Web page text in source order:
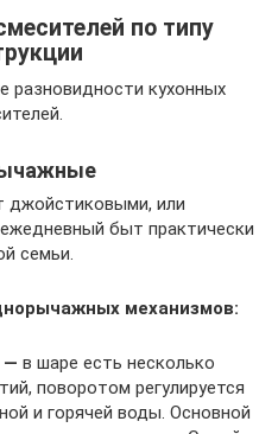
по типу
кухонных
джойстиковыми, или
быт практически
семьи.
механизмов:
— в шаре есть несколько
поворотом регулируется
и горячей воды. Основной